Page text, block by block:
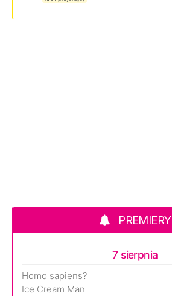
PREMIERY
7 sierpnia
Homo sapiens?
Ice Cream Man